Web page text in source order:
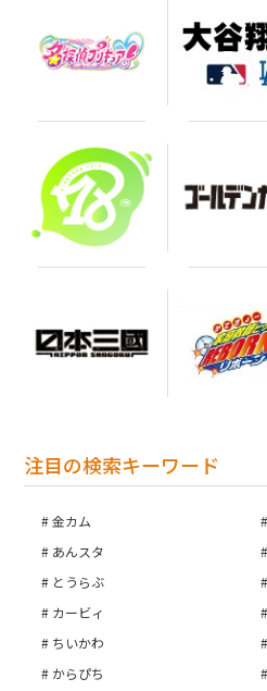
注目の検索キーワード
金カム
あんスタ
とうらぶ
カービィ
ちいかわ
からぴち